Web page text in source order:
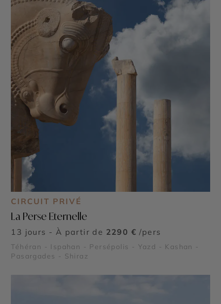
CIRCUIT PRIVÉ
La Perse Eternelle
13 jours - À partir de 2290 € /pers
Téhéran - Ispahan - Persépolis - Yazd - Kashan -
Pasargades - Shiraz